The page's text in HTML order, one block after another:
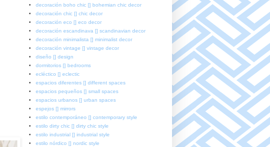
decoración boho chic [] bohemian chic decor
decoración chic [] chic decor
decoración eco [] eco decor
decoración escandinava [] scandinavian decor
decoración minimalista [] minimalist decor
decoración vintage [] vintage decor
diseño [] design
dormitorios [] bedrooms
ecléctico [] eclectic
espacios diferentes [] different spaces
espacios pequeños [] small spaces
espacios urbanos [] urban spaces
espejos [] mirrors
estilo contemporáneo [] contemporary style
estilo dirty chic [] dirty chic style
estilo industrial [] industrial style
estilo nórdico [] nordic style